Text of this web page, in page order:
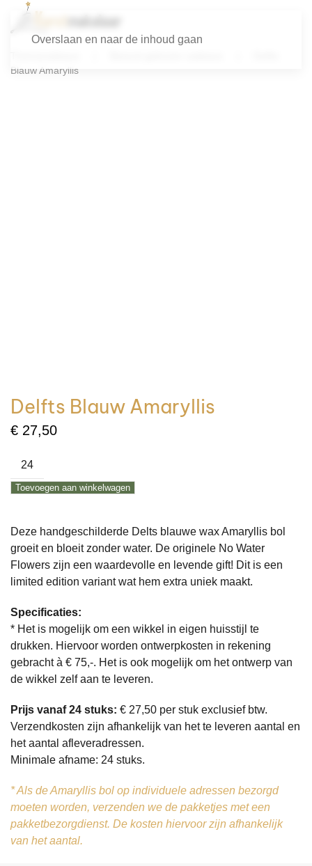
Overslaan en naar de inhoud gaan
Blauw Amaryllis
Delfts Blauw Amaryllis
€ 27,50
Delfts
Amaryllis
Toevoegen aan winkelwagen
Deze handgeschilderde Delts blauwe wax Amaryllis bol
groeit en bloeit zonder water. De originele No Water
Flowers zijn een waardevolle en levende gift! Dit is een
limited edition variant wat hem extra uniek maakt.
Specificaties:
* Het is mogelijk om een wikkel in eigen huisstijl te
drukken. Hiervoor worden ontwerpkosten in rekening
gebracht à € 75,-. Het is ook mogelijk om het ontwerp van
de wikkel zelf aan te leveren.
Prijs vanaf 24 stuks: € 27,50 per stuk exclusief btw.
​Verzendkosten zijn afhankelijk van het te leveren aantal en
het aantal afleveradressen.
Minimale afname: 24 stuks.
* Als de Amaryllis bol op individuele adressen bezorgd
moeten worden, verzenden we de pakketjes met een
pakketbezorgdienst. De kosten hiervoor zijn afhankelijk
van het aantal.